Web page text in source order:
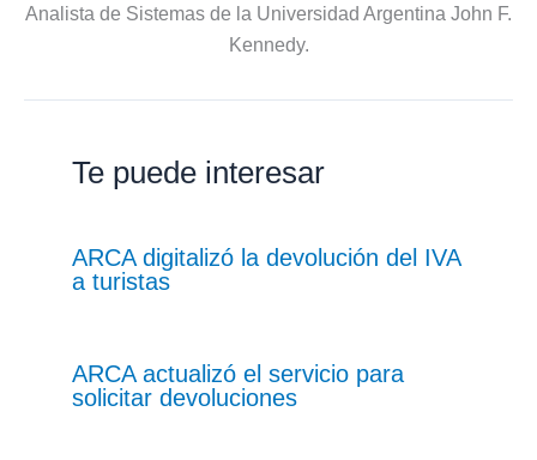
Analista de Sistemas de la Universidad Argentina John F.
Kennedy.
Te puede interesar
ARCA digitalizó la devolución del IVA
a turistas
ARCA actualizó el servicio para
solicitar devoluciones